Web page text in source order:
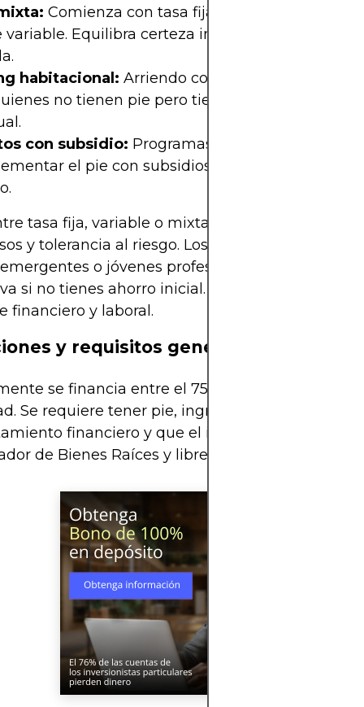
Comienza con tasa fija por algunos años y
variable. Equilibra certeza inicial con menor tasa
habitacional: Arriendo con opción de compra,
no tienen pie pero tienen capacidad de
con subsidio: Programas como DS1 y DS19
el pie con subsidios estatales, según
tasa fija, variable o mixta depende de tu
y tolerancia al riesgo. Los subsidios son clave
o jóvenes profesionales. Leasing es
si no tienes ahorro inicial. Evaluá en función
financiero y laboral.
y requisitos generales
se financia entre el 75% y 90% del valor de
Se requiere tener pie, ingresos formales, buen
financiero y que el inmueble esté
de Bienes Raíces y libre de problemas